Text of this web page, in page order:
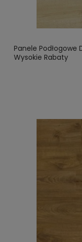
Panele Podłogowe
Wysokie Rabaty